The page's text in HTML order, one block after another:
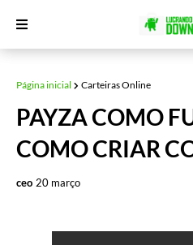
Página inicial Carteiras Online
PAYZA COMO
COMO CRIAR
ceo 20 março